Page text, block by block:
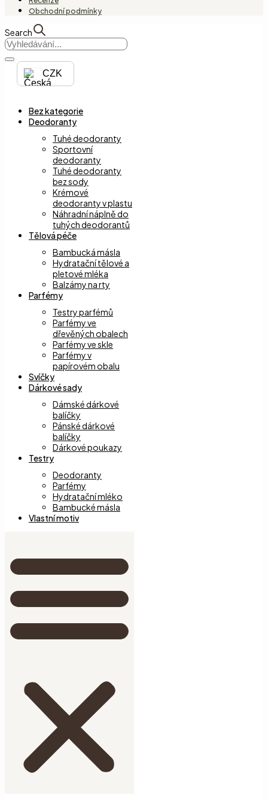
Obchodní podmínky
Search
CZK
Bez kategorie
Deodoranty
Tuhé deodoranty
Sportovní
deodoranty
Tuhé deodoranty
bez sody
Krémové
deodoranty v plastu
Náhradní náplně do
tuhých deodorantů
Tělová péče
Bambucká másla
Hydratační tělové a
pletové mléka
Balzámy na rty
Parfémy
Testry parfémů
Parfémy ve
dřevěných obalech
Parfémy ve skle
Parfémy v
papírovém obalu
Svíčky
Dárkové sady
Dámské dárkové
balíčky
Pánské dárkové
balíčky
Dárkové poukazy
Testry
Deodoranty
Parfémy
Hydratační mléko
Bambucké másla
Vlastní motiv